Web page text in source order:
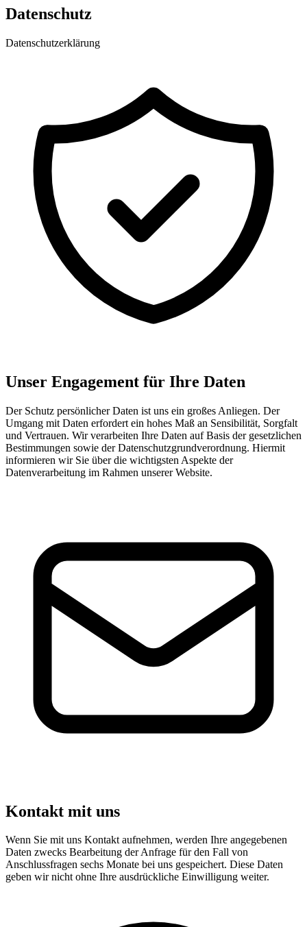
Datenschutz
Datenschutzerklärung
Unser Engagement für Ihre Daten
Der Schutz persönlicher Daten ist uns ein großes Anliegen. Der
Umgang mit Daten erfordert ein hohes Maß an Sensibilität, Sorgfalt
und Vertrauen. Wir verarbeiten Ihre Daten auf Basis der gesetzlichen
Bestimmungen sowie der Datenschutzgrundverordnung. Hiermit
informieren wir Sie über die wichtigsten Aspekte der
Datenverarbeitung im Rahmen unserer Website.
Kontakt mit uns
Wenn Sie mit uns Kontakt aufnehmen, werden Ihre angegebenen
Daten zwecks Bearbeitung der Anfrage für den Fall von
Anschlussfragen sechs Monate bei uns gespeichert. Diese Daten
geben wir nicht ohne Ihre ausdrückliche Einwilligung weiter.